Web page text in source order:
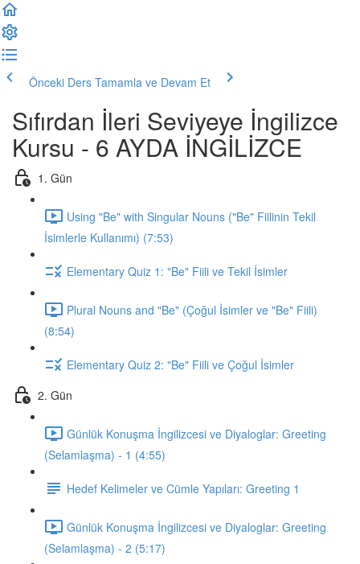
Önceki Ders Tamamla ve Devam Et
Sıfırdan İleri Seviyeye İngilizce
Kursu - 6 AYDA İNGİLİZCE
1. Gün
Using "Be" with Singular Nouns ("Be" Fiilinin Tekil
İsimlerle Kullanımı) (7:53)
Elementary Quiz 1: "Be" Fiili ve Tekil İsimler
Plural Nouns and "Be" (Çoğul İsimler ve "Be" Fiili)
(8:54)
Elementary Quiz 2: "Be" Fiili ve Çoğul İsimler
2. Gün
Günlük Konuşma İngilizcesi ve Diyaloglar: Greeting
(Selamlaşma) - 1 (4:55)
Hedef Kelimeler ve Cümle Yapıları: Greeting 1
Günlük Konuşma İngilizcesi ve Diyaloglar: Greeting
(Selamlaşma) - 2 (5:17)